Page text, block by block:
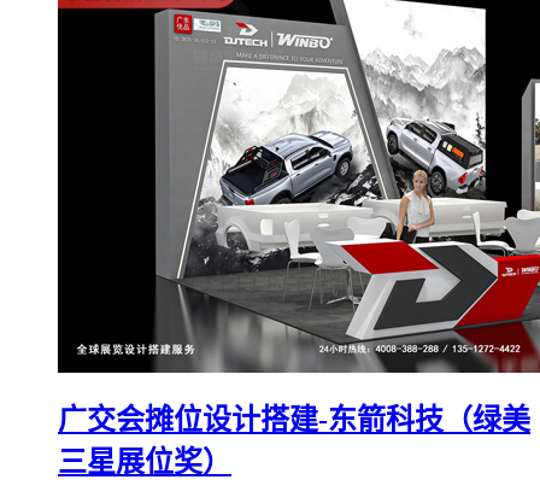
广交会摊位设计搭建-东箭科技（绿美
三星展位奖）